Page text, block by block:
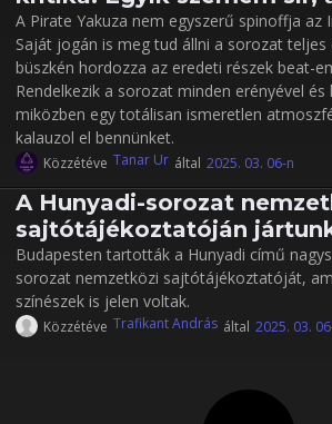
A Pirate Yakuza nem egyszerű spinoffja az
Saját jogán is meg tud állni a sorozat
büszkén hordozza az eredeti részek beat-
Rendelkezik a sorozat minden erényével
miközben egy totálisan ismeretlen
kalauzol el bennünket.
Közzétéve Tanar Ur által 2025. 03. 06-n
A Hunyadi-sorozat
sajtótájékoztatóján
Budapesten tartották a Hunyadi című
sorozat nemzetközi sajtótájékoztatóját,
színészek is jelen voltak.
Közzétéve Trafikant András által 2025. 03.